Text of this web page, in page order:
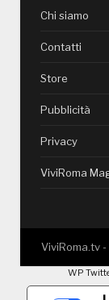
Chi siamo
Contatti
Store
Pubblicità
Privacy
ViviRoma
ViviRoma.tv
WP